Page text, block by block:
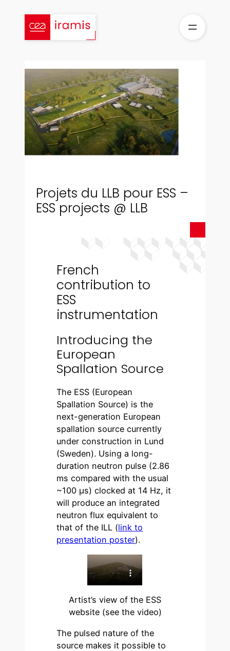
content
Projets du LLB pour ESS –
ESS projects @ LLB
French
contribution to
ESS
instrumentation
Introducing the
European
Spallation Source
The ESS (European
Spallation Source) is the
next-generation European
spallation source currently
under construction in Lund
(Sweden). Using a long-
duration neutron pulse (2.86
ms compared with the usual
~100 µs) clocked at 14 Hz, it
will produce an integrated
neutron flux equivalent to
that of the ILL (link to
presentation poster).
Artist’s view of the ESS
website (see the video)
The pulsed nature of the
source makes it possible to